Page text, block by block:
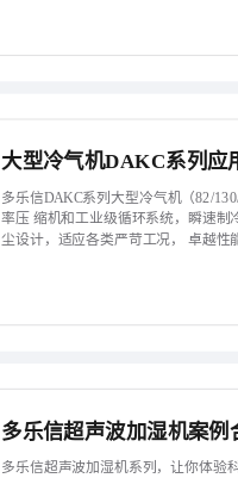
大型冷气机DAKC系列应
多乐信DAKC系列大型冷气机（82/
率压 缩机和工业级循环系统，瞬速
尘设计，适应各类严苛工况， 卓越性
多乐信超声波加湿机案例
多乐信超声波加湿机系列，让你体验